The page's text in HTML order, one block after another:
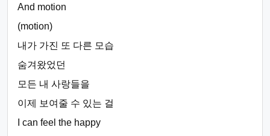
And motion
(motion)
내가 가진 또 다른 모습
숨겨왔었던
모든 내 사랑들을
이제 보여줄 수 있는 걸
I can feel the happy